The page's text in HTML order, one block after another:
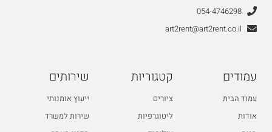
054-4746298
art2rent@art2rent.co.il
עמודים
עמוד הבית
אודות
קטגוריות
ציורים
ליטוגרפיות
שירותים
ייעוץ אומנותי
שירות למשרד